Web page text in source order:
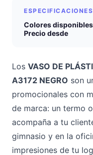
Colores disponibles
Precio desde
Los VASO DE
A3172 NEGRO son
promocionales con
de marca: un termo
acompaña a tu
gimnasio y en la
impresiones de tu